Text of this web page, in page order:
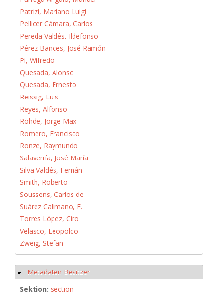
Patrizi, Mariano Luigi
Pellicer Cámara, Carlos
Pereda Valdés, Ildefonso
Pérez Bances, José Ramón
Pi, Wifredo
Quesada, Alonso
Quesada, Ernesto
Reissig, Luis
Reyes, Alfonso
Rohde, Jorge Max
Romero, Francisco
Ronze, Raymundo
Salaverría, José María
Silva Valdés, Fernán
Smith, Roberto
Soussens, Carlos de
Suárez Calimano, E.
Torres López, Ciro
Velasco, Leopoldo
Zweig, Stefan
Hide
Metadaten Besitzer
Sektion: section